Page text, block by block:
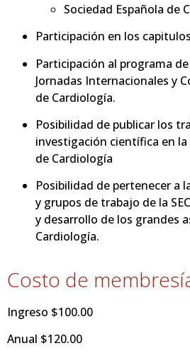
Sociedad Española de
Participación en los
Participación al programa
Jornadas Internacionales y
de Cardiología.
Posibilidad de publicar los
investigación científica en
de Cardiología
Posibilidad de pertenecer a
y grupos de trabajo de la
y desarrollo de los grandes
Cardiología.
Costo de
Ingreso $100.00
Anual $120.00